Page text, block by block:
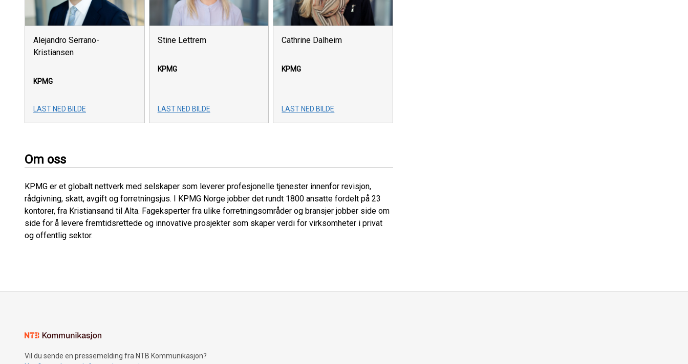
Alejandro Serrano-
Kristiansen
KPMG
LAST NED BILDE
Stine Lettrem
KPMG
LAST NED BILDE
Cathrine Dalheim
KPMG
LAST NED BILDE
Om oss
KPMG er et globalt nettverk med selskaper som leverer profesjonelle tjenester innenfor revisjon,
rådgivning, skatt, avgift og forretningsjus. I KPMG Norge jobber det rundt 1800 ansatte fordelt på 23
kontorer, fra Kristiansand til Alta. Fageksperter fra ulike forretningsområder og bransjer jobber side om
side for å levere fremtidsrettede og innovative prosjekter som skaper verdi for virksomheter i privat
og offentlig sektor.
Vil du sende en pressemelding fra NTB Kommunikasjon?